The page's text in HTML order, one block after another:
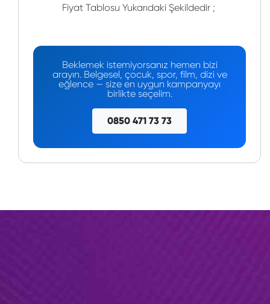
Fiyat Tablosu Yukarıdaki Şekildedir ;
Beklemek istemiyorsanız hemen bizi
arayın. Belgesel, çocuk, spor, film, dizi ve
eğlence — size en uygun kampanyayı
birlikte seçelim.
0850 471 73 73